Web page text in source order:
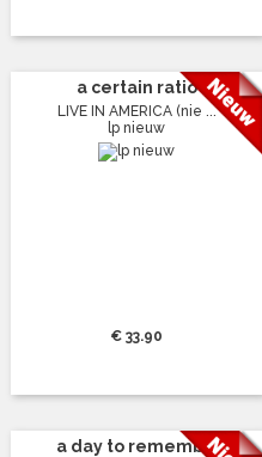
a certain ratio
LIVE IN AMERICA (nie ...
lp nieuw
€ 33.90
a day to rememb...